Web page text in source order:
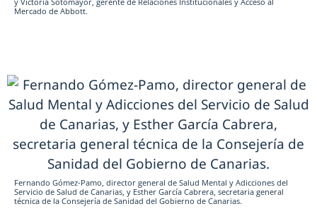
Mercado de Abbott.
Fernando Gómez-Pamo, director general de Salud Mental y Adicciones del
Servicio de Salud de Canarias, y Esther García Cabrera, secretaria general
técnica de la Consejería de Sanidad del Gobierno de Canarias.